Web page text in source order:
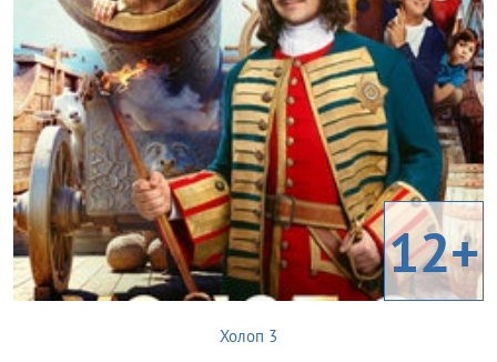
12+
Холоп 3